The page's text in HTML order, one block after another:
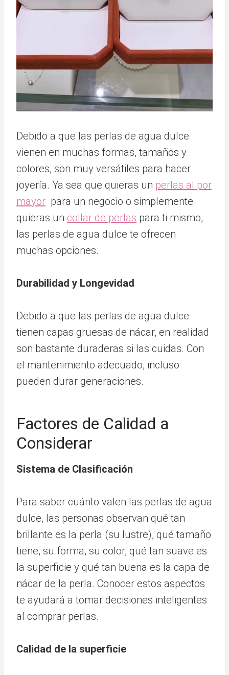
Debido a que las perlas de agua dulce
vienen en muchas formas, tamaños y
colores, son muy versátiles para hacer
joyería. Ya sea que quieras un perlas al por
mayor para un negocio o simplemente
quieras un collar de perlas para ti mismo,
las perlas de agua dulce te ofrecen
muchas opciones.
Durabilidad y Longevidad
Debido a que las perlas de agua dulce
tienen capas gruesas de nácar, en realidad
son bastante duraderas si las cuidas. Con
el mantenimiento adecuado, incluso
pueden durar generaciones.
Factores de Calidad a
Considerar
Sistema de Clasificación
Para saber cuánto valen las perlas de agua
dulce, las personas observan qué tan
brillante es la perla (su lustre), qué tamaño
tiene, su forma, su color, qué tan suave es
la superficie y qué tan buena es la capa de
nácar de la perla. Conocer estos aspectos
te ayudará a tomar decisiones inteligentes
al comprar perlas.
Calidad de la superficie